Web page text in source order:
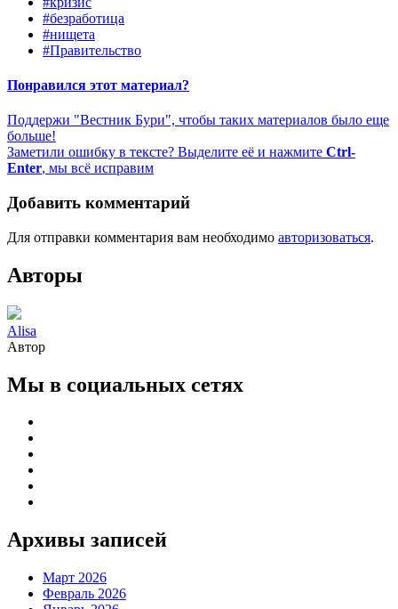
#безработица
#нищета
#Правительство
Понравился этот материал?
Поддержи "Вестник Бури", чтобы таких материалов было еще
больше!
Заметили ошибку в тексте? Выделите её и нажмите Ctrl-
Enter, мы всё исправим
Добавить комментарий
Для отправки комментария вам необходимо авторизоваться.
Авторы
Alisa
Автор
Мы в социальных сетях
Архивы записей
Март 2026
Февраль 2026